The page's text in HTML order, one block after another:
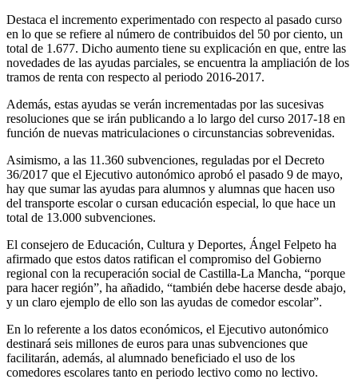
Destaca el incremento experimentado con respecto al pasado curso
en lo que se refiere al número de contribuidos del 50 por ciento, un
total de 1.677. Dicho aumento tiene su explicación en que, entre las
novedades de las ayudas parciales, se encuentra la ampliación de los
tramos de renta con respecto al periodo 2016-2017.
Además, estas ayudas se verán incrementadas por las sucesivas
resoluciones que se irán publicando a lo largo del curso 2017-18 en
función de nuevas matriculaciones o circunstancias sobrevenidas.
Asimismo, a las 11.360 subvenciones, reguladas por el Decreto
36/2017 que el Ejecutivo autonómico aprobó el pasado 9 de mayo,
hay que sumar las ayudas para alumnos y alumnas que hacen uso
del transporte escolar o cursan educación especial, lo que hace un
total de 13.000 subvenciones.
El consejero de Educación, Cultura y Deportes, Ángel Felpeto ha
afirmado que estos datos ratifican el compromiso del Gobierno
regional con la recuperación social de Castilla-La Mancha, “porque
para hacer región”, ha añadido, “también debe hacerse desde abajo,
y un claro ejemplo de ello son las ayudas de comedor escolar”.
En lo referente a los datos económicos, el Ejecutivo autonómico
destinará seis millones de euros para unas subvenciones que
facilitarán, además, al alumnado beneficiado el uso de los
comedores escolares tanto en periodo lectivo como no lectivo.